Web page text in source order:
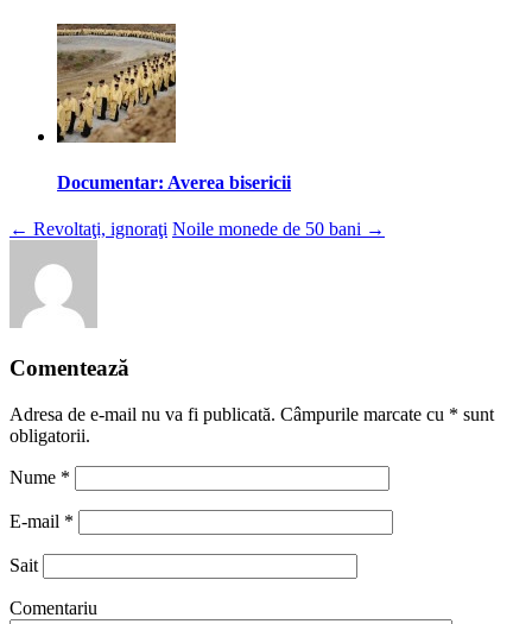
Documentar: Averea bisericii
Navigare
însemnare
← Revoltaţi, ignoraţi Noile monede de 50 bani →
Comentează
Adresa de e-mail nu va fi publicată. Câmpurile marcate cu * sunt
obligatorii.
Nume *
E-mail *
Sait
Comentariu